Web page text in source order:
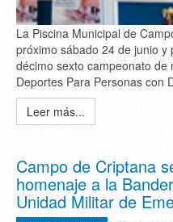
La Piscina Municipal de
próximo sábado 24 de junio
décimo sexto campeonato
Deportes Para Personas con
Leer más...
Campo de Criptana
homenaje a la
Unidad Militar de